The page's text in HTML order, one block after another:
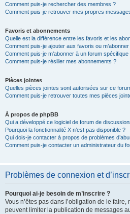
Comment puis-je rechercher des membres ?
Comment puis-je retrouver mes propres
Favoris et abonnements
Quelle est la différence entre les favoris et les
Comment puis-je ajouter aux favoris ou
Comment puis-je m’abonner à un forum spécifique
Comment puis-je résilier mes abonnements ?
Pièces jointes
Quelles pièces jointes sont autorisées sur ce
Comment puis-je retrouver toutes mes pièces
À propos de phpBB
Qui a développé ce logiciel de forum de
Pourquoi la fonctionnalité X n’est pas disponible ?
Qui dois-je contacter à propos de problèmes
Comment puis-je contacter un administrateur du
Problèmes de connexion et
Pourquoi ai-je besoin de m’inscrire ?
Vous n’êtes pas dans l’obligation de le
peuvent limiter la publication de messages